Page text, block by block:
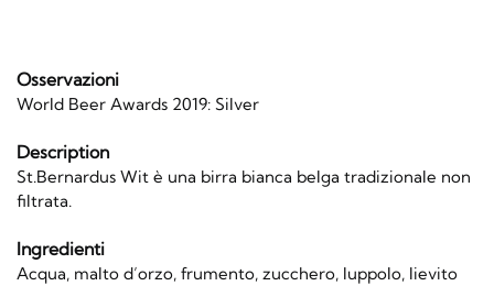
Osservazioni
World Beer Awards 2019: Silver
Description
St.Bernardus Wit è una birra bianca belga tradizionale non
filtrata.
Ingredienti
Acqua, malto d’orzo, frumento, zucchero, luppolo, lievito